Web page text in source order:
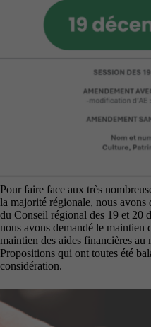
Pour faire face aux très
la majorité régionale, nous avons
du Conseil régional des 19 et 20
nous avons demandé le maintien
maintien des aides financières
Propositions qui ont toutes été
considération.